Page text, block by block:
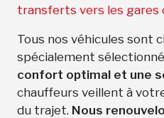
transferts vers les gares
Tous nos véhicules sont
spécialement
confort optimal et une
chauffeurs veillent à
du trajet. Nous